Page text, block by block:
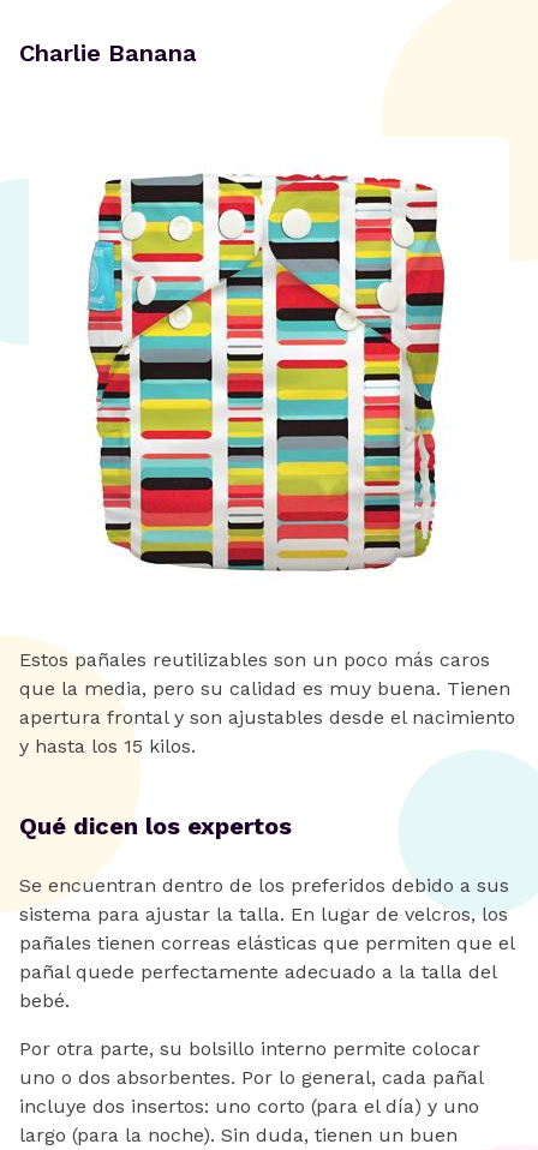
Charlie Banana
Estos pañales reutilizables son un poco más caros
que la media, pero su calidad es muy buena. Tienen
apertura frontal y son ajustables desde el nacimiento
y hasta los 15 kilos.
Qué dicen los expertos
Se encuentran dentro de los preferidos debido a sus
sistema para ajustar la talla. En lugar de velcros, los
pañales tienen correas elásticas que permiten que el
pañal quede perfectamente adecuado a la talla del
bebé.
Por otra parte, su bolsillo interno permite colocar
uno o dos absorbentes. Por lo general, cada pañal
incluye dos insertos: uno corto (para el día) y uno
largo (para la noche). Sin duda, tienen un buen